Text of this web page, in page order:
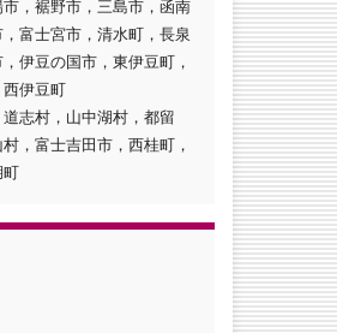
市，裾野市，三島市，函南
富士宮市，清水町，長泉
伊豆の国市，東伊豆町，
伊豆町
道志村，山中湖村，都留
，富士吉田市，西桂町，
町